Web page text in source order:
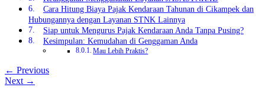
Cara Hitung Biaya Pajak Kendaraan Tahunan di Cikampek dan
Hubungannya dengan Layanan STNK Lainnya
Siap untuk Mengurus Pajak Kendaraan Anda Tanpa Pusing?
Kesimpulan: Kemudahan di Genggaman Anda
Mau Lebih Praktis?
← Previous
Next →